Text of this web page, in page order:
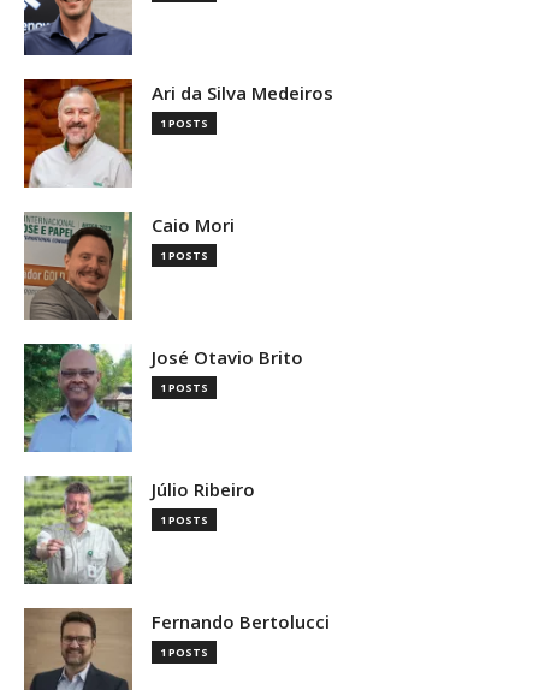
Ari da Silva Medeiros
1 POSTS
Caio Mori
1 POSTS
José Otavio Brito
1 POSTS
Júlio Ribeiro
1 POSTS
Fernando Bertolucci
1 POSTS